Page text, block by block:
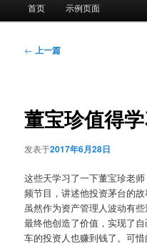
首页 示例页面
文
← 上一篇
董宝珍值得
发表于2017年6月28日
这些天学习了一下董宝珍老
频节目，讲述他投资茅台的
虽然作为资产管理人波动有
最终他创造了价值，实现了
车的投资人也赚到钱了。可